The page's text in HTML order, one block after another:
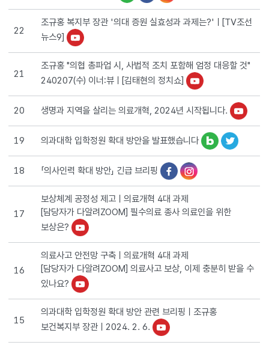
22
조규홍 복지부 장관 '의대 증원 실효성과 과제는?'ㅣ[TV조선
뉴스9]
21
조규홍 "의협 총파업 시, 사법적 조치 포함해 엄정 대응할 것"
240207(수) 이너:뷰ㅣ[김태현의 정치쇼]
20 생명과 지역을 살리는 의료개혁, 2024년 시작됩니다.
19 의과대학 입학정원 확대 방안을 발표했습니다
18 「의사인력 확대 방안」 긴급 브리핑
17
보상체계 공정성 제고ㅣ의료개혁 4대 과제
[담당자가 다알려ZOOM] 필수의료 종사 의료인을 위한
보상은?
16
의료사고 안전망 구축ㅣ의료개혁 4대 과제
[담당자가 다알려ZOOM] 의료사고 보상, 이제 충분히 받을 수
있나요?
15
의과대학 입학정원 확대 방안 관련 브리핑ㅣ조규홍
보건복지부 장관ㅣ2024. 2. 6.